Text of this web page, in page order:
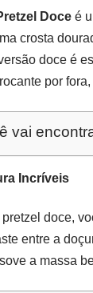
Doce é
crosta
doce é
por
vai
Incríveis
doce,
entre a
a massa